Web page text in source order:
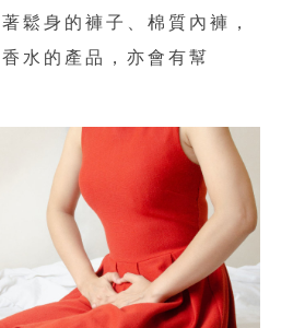
鬆身的褲子、棉質內褲，
水的產品，亦會有幫